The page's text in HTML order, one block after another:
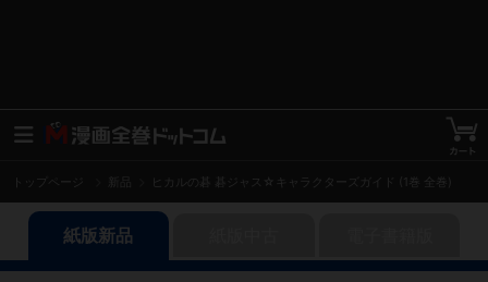
トップページ ヒカルの碁 碁ジャス☆キャラクターズガイド (1巻 全巻)
紙版新品